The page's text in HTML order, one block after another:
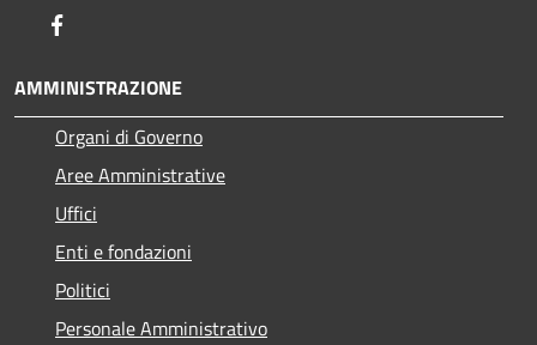
AMMINISTRAZIONE
Organi di Governo
Aree Amministrative
Uffici
Enti e fondazioni
Politici
Personale Amministrativo